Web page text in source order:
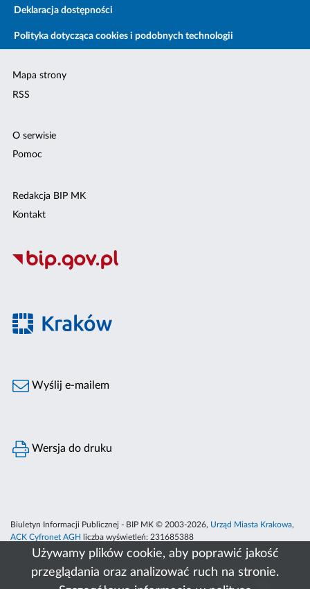
Używamy plików cookie, aby poprawić jakość
przeglądania oraz analizować ruch na stronie.
Deklaracja dostępności
Polityka dotycząca cookies i podobnych technologii
Mapa strony
RSS
O serwisie
Pomoc
Redakcja BIP MK
Kontakt
Wyślij e-mailem
Wersja do druku
Biuletyn Informacji Publicznej - BIP MK © 2003-2026, Urząd Miasta Krakowa,
ACK Cyfronet AGH
liczba wyświetleń: 231685388